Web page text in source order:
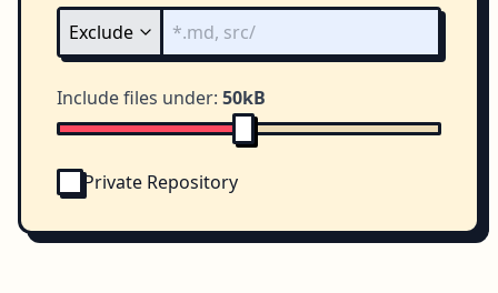
Include files under: 50kB
Private Repository